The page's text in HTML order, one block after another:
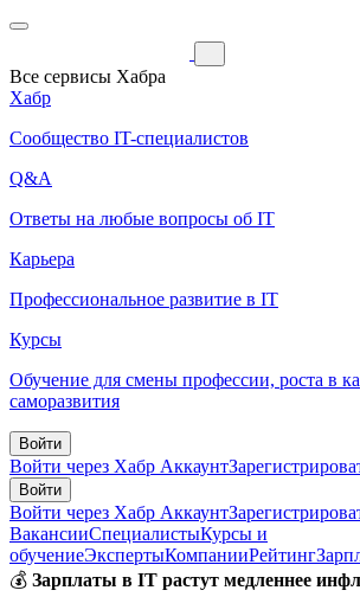
Все сервисы Хабра
Хабр
Сообщество IT-специалистов
Q&A
Ответы на любые вопросы об IT
Карьера
Профессиональное развитие в IT
Курсы
Обучение для смены профессии, роста в
саморазвития
Войти
Войти через Хабр Аккаунт
Войти
Войти через Хабр Аккаунт
ВакансииСпециалистыКурсы и
обучениеЭкспертыКомпанииРейтинг
💰 Зарплаты в IT растут медленнее